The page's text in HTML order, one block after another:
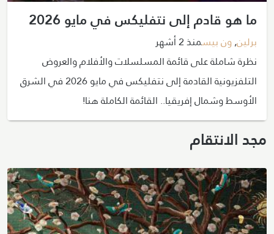
ما هو قادم إلى نتفليكس في مايو 2026
برلين,ون بيسمنذ 2 أشهر
نظرة شاملة على قائمة المسلسلات والأفلام والعروض
التلفزيونية القادمة إلى نتفليكس في مايو 2026 في الشرق
الأوسط وشمال إفريقيا.. القائمة الكاملة هنا!
مجد الانتقام